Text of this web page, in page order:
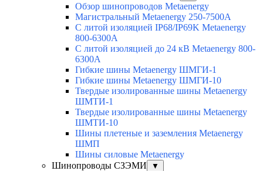
Обзор шинопроводов Metaenergy
Магистральный Metaenergy 250-7500A
С литой изоляцией IP68/IP69K Metaenergy
800-6300A
С литой изоляцией до 24 кВ Metaenergy 800-
6300A
Гибкие шины Metaenergy ШМГИ-1
Гибкие шины Metaenergy ШМГИ-10
Твердые изолированные шины Metaenergy
ШМТИ-1
Твердые изолированные шины Metaenergy
ШМТИ-10
Шины плетеные и заземления Metaenergy
ШМП
Шины силовые Metaenergy
Шинопроводы СЗЭМИ
▼